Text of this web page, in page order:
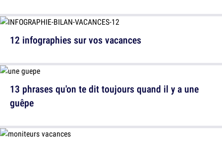
13 phrases qu'on te dit toujours quand il y a une
guêpe
12 infographies sur vos vacances